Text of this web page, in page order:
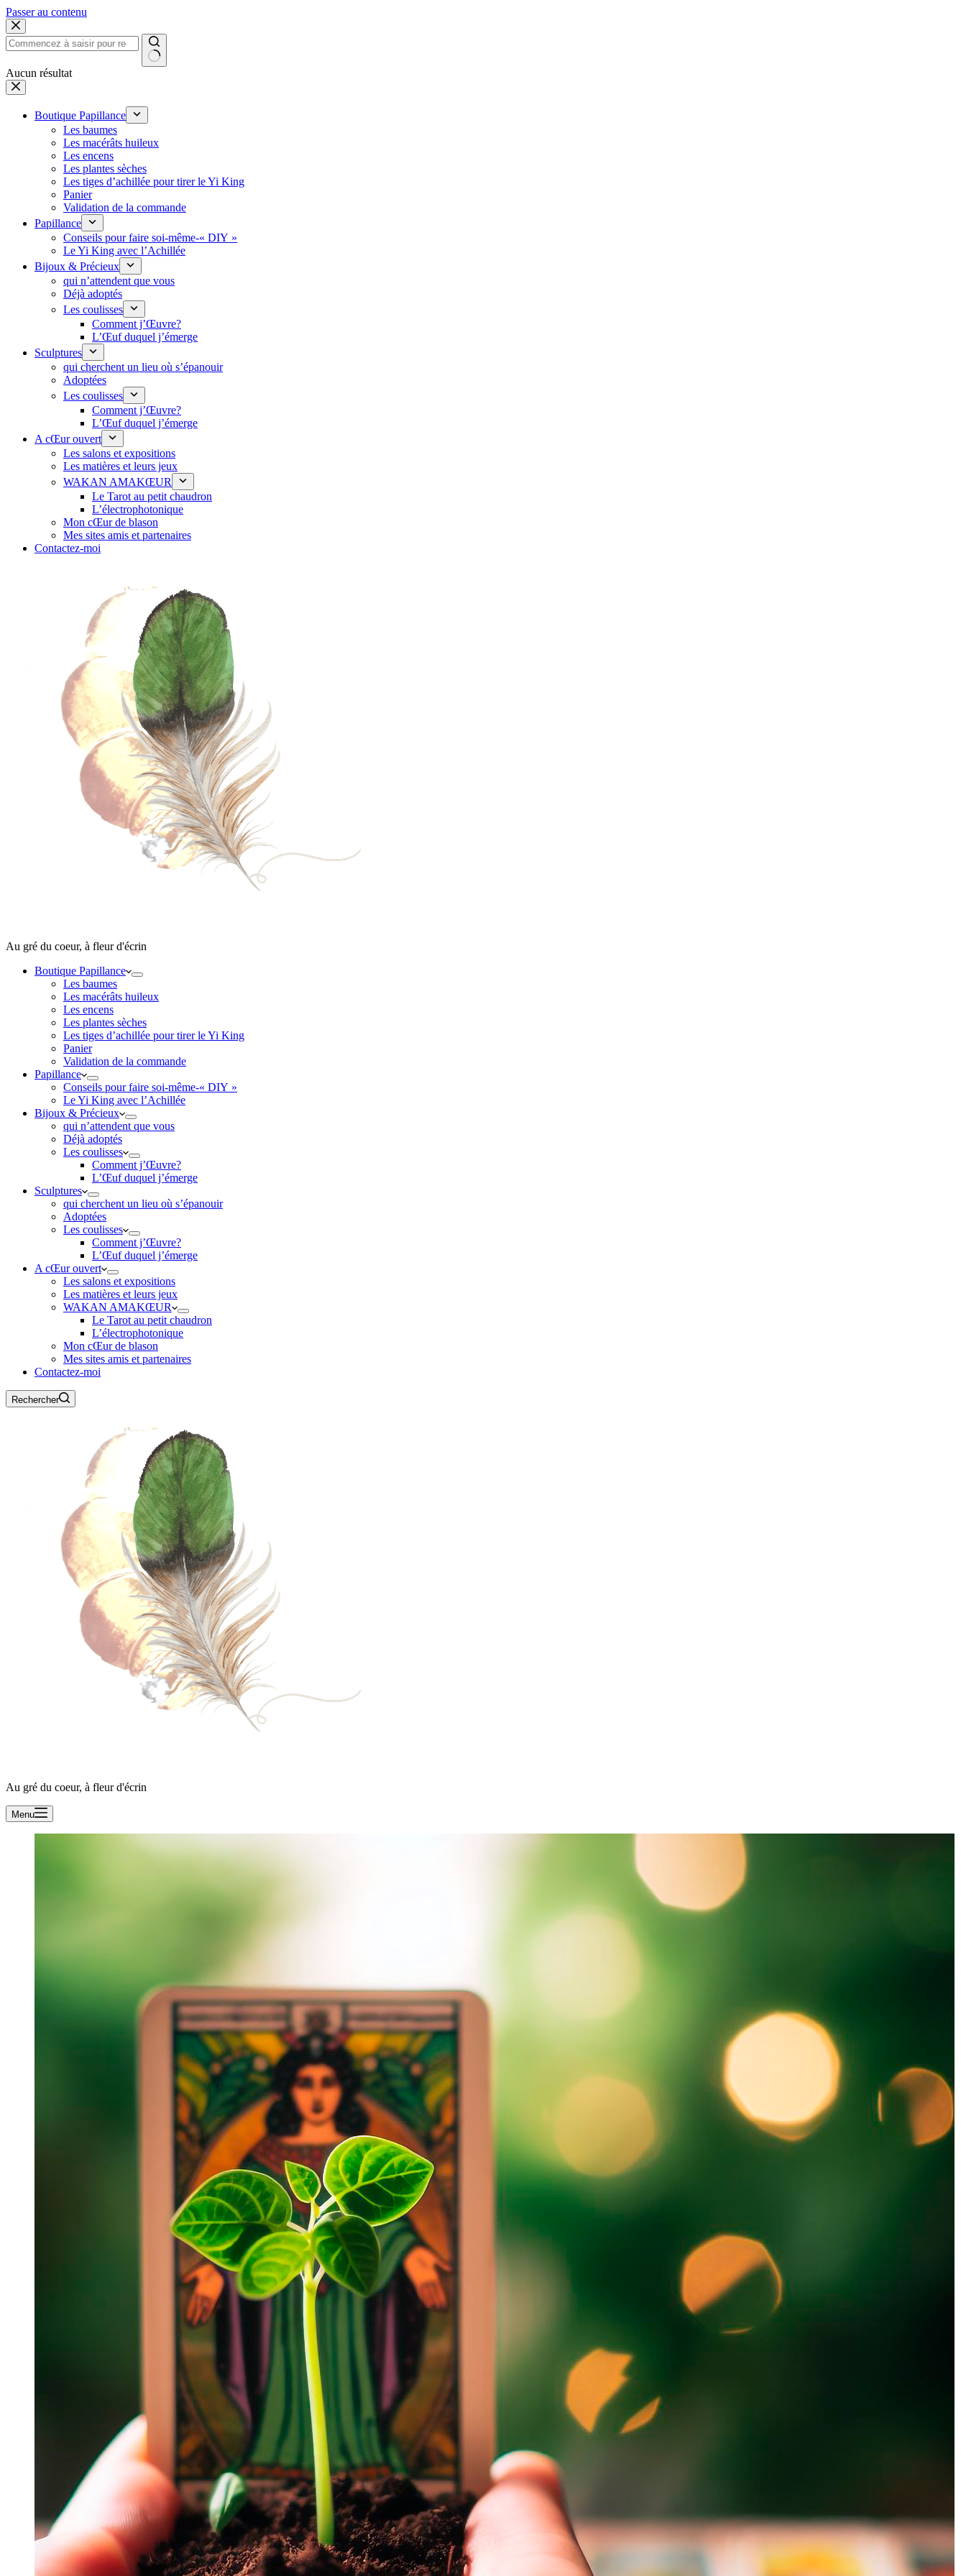
Passer au contenu
Aucun résultat
Boutique Papillance
Les baumes
Les macérâts huileux
Les encens
Les plantes sèches
Les tiges d’achillée pour tirer le Yi King
Panier
Validation de la commande
Papillance
Conseils pour faire soi-même-« DIY »
Le Yi King avec l’Achillée
Bijoux & Précieux
qui n’attendent que vous
Déjà adoptés
Les coulisses
Comment j’Œuvre?
L’Œuf duquel j’émerge
Sculptures
qui cherchent un lieu où s’épanouir
Adoptées
Les coulisses
Comment j’Œuvre?
L’Œuf duquel j’émerge
A cŒur ouvert
Les salons et expositions
Les matières et leurs jeux
WAKAN AMAKŒUR
Le Tarot au petit chaudron
L’électrophotonique
Mon cŒur de blason
Mes sites amis et partenaires
Contactez-moi
Au gré du coeur, à fleur d'écrin
Boutique Papillance
Les baumes
Les macérâts huileux
Les encens
Les plantes sèches
Les tiges d’achillée pour tirer le Yi King
Panier
Validation de la commande
Papillance
Conseils pour faire soi-même-« DIY »
Le Yi King avec l’Achillée
Bijoux & Précieux
qui n’attendent que vous
Déjà adoptés
Les coulisses
Comment j’Œuvre?
L’Œuf duquel j’émerge
Sculptures
qui cherchent un lieu où s’épanouir
Adoptées
Les coulisses
Comment j’Œuvre?
L’Œuf duquel j’émerge
A cŒur ouvert
Les salons et expositions
Les matières et leurs jeux
WAKAN AMAKŒUR
Le Tarot au petit chaudron
L’électrophotonique
Mon cŒur de blason
Mes sites amis et partenaires
Contactez-moi
Rechercher
Au gré du coeur, à fleur d'écrin
Menu